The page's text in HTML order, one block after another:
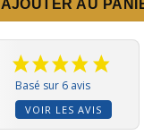
AJOUTER AU
Basé sur 6 avis
VOIR LES AVIS